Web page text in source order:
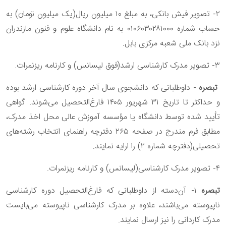
۲- تصویر فیش بانکی، به مبلغ ۱۰ میلیون ریال(یک میلیون تومان) به
حساب شماره ۰۱۰۶۰۳۰۲۸۱۰۰۰ به نام دانشگاه علوم و فنون مازندران
نزد بانک ملی شعبه مرکزی بابل.
۳- تصویر مدرک کارشناسی ارشد(فوق لیسانس) و کارنامه ریزنمرات.
تبصره - داوطلبانی که دانشجوی سال آخر دوره کارشناسی ارشد بوده
و حداکثر تا تاریخ ۳۱ شهریور ۱۴۰۵ فارغ‌التحصیل می‌شوند. گواهی
تأیید شده توسط دانشگاه یا مؤسسه آموزش عالی محل اخذ مدرک،
مطابق فرم مندرج در صفحه ۲۶۵ دفترچه راهنمای انتخاب رشته‌های
تحصیلی(دفترچه شماره ۲) را ارایه نمایند.
۴- تصویر مدرک کارشناسی(لیسانس) و کارنامه ریزنمرات.
تبصره ۱- آن‌دسته از داوطلبانی که فارغ‌التحصیل دوره کارشناسی
ناپیوسته می‌باشند، علاوه بر مدرک کارشناسی ناپیوسته می‌بایست
مدرک کاردانی را نیز ارسال نمایند.